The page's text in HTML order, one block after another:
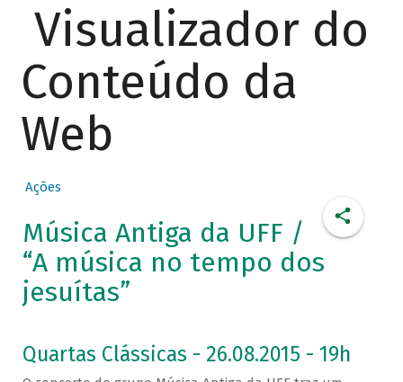
Visualizador do
Conteúdo da
Web
Ações
Música Antiga da UFF /
“A música no tempo dos
jesuítas”
Quartas Clássicas - 26.08.2015 - 19h